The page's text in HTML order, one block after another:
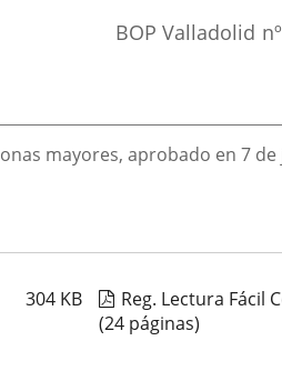
boletin
BOP Valladolid nº
mayores, aprobado en 7
304 KB
Reg. Lectura Fácil
(24 páginas)